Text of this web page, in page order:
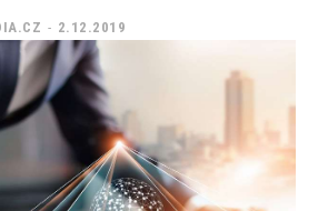
- 2.12.2019